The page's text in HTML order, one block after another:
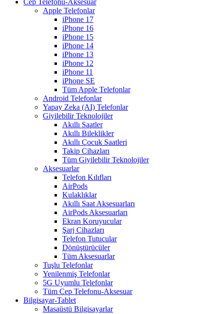
Cep Telefonu-Aksesuar
Apple Telefonlar
iPhone 17
iPhone 16
iPhone 15
iPhone 14
iPhone 13
iPhone 12
iPhone 11
iPhone SE
Tüm Apple Telefonlar
Android Telefonlar
Yapay Zeka (AI) Telefonlar
Giyilebilir Teknolojiler
Akıllı Saatler
Akıllı Bileklikler
Akıllı Çocuk Saatleri
Takip Cihazları
Tüm Giyilebilir Teknolojiler
Aksesuarlar
Telefon Kılıfları
AirPods
Kulaklıklar
Akıllı Saat Aksesuarları
AirPods Aksesuarları
Ekran Koruyucular
Şarj Cihazları
Telefon Tutucular
Dönüştürücüler
Tüm Aksesuarlar
Tuşlu Telefonlar
Yenilenmiş Telefonlar
5G Uyumlu Telefonlar
Tüm Cep Telefonu-Aksesuar
Bilgisayar-Tablet
Masaüstü Bilgisayarlar